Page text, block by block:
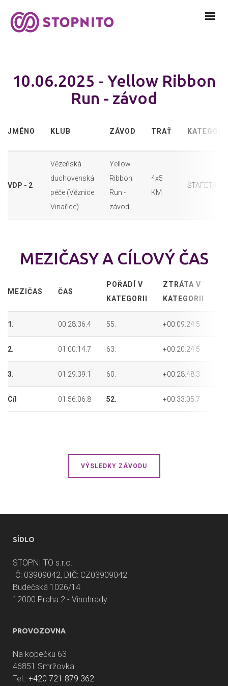
10.06.2025 - Yellow Ribbon
Run - závod
JMÉNO KLUB ZÁVOD TRAŤ
VDP - 2
Vězeňská
duchovenská
péče (Věznice
Vinařice)
Yellow
Ribbon
Run -
závod
4x5
KM
ŠTAFETA
MEZIČASY A CÍLOVÝ ČAS
MEZIČAS ČAS
POŘADÍ V
KATEGORII
ZTRÁTA V
KATEGORII
1. 00:28:36.4 55. +00:09:24.5
2. 01:00:14.7 63. +00:20:24.5
3. 01:29:39.1 60. +00:28:48.3
Cíl 01:56:06.8 52. +00:33:05.7
VÝSLEDKY ZÁVODU
SÍDLO
STOPNI TO s.r.o.
IČ: 03909042, DIČ: CZ03909042
Budečská 1026/14
12000 Praha 2 - Vinohrady
PROVOZOVNA
Na kopečku 63
46851 Smržovka
Tel.: +420 721 879 362